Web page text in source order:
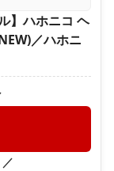
】ハホニコ ヘ
／ハホニ